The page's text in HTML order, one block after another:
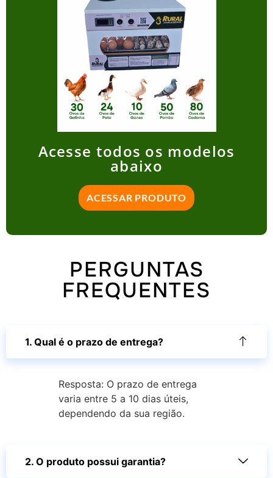
Acesse todos os modelos
abaixo
ACESSAR PRODUTO
PERGUNTAS
FREQUENTES
1. Qual é o prazo de entrega?
Resposta: O prazo de entrega
varia entre 5 a 10 dias úteis,
dependendo da sua região.
2. O produto possui garantia?